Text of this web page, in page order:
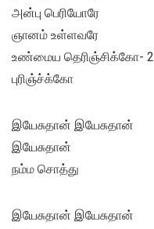
அன்பு பெரியோரே
ஞானம் உள்ளவரே
உண்மைய தெரிஞ்சிக்கோ- 2
புரிஞ்ச்க்கோ
இயேசுதான் இயேசுதான்
இயேசுதான்
நம்ம சொத்து
இயேசுதான் இயேசுதான்